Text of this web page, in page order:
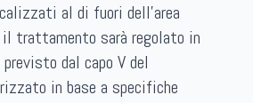
al di fuori dell’area
il trattamento sarà regolato in
dal capo V del
in base a specifiche